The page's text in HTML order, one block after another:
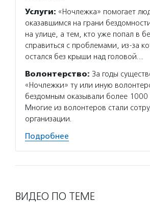
Услуги: «Ночлежка» помогает
оказавшимся на грани
на улице, а тем, кто уже попал в
справиться с проблемами, из-за
остался без крыши над головой.…
Волонтерство: За годы
«Ночлежки» ту или иную
бездомным оказывали более 1000
Многие из волонтеров стали
организации.
Подробнее
ВИДЕО ПО ТЕМЕ